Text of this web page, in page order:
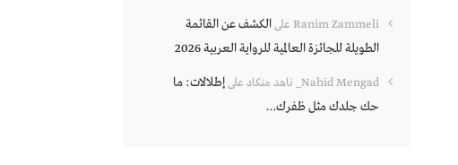
Ranim Zammeli علىالكشف عن القائمة
الطويلة للجائزة العالمية للرواية العربية 2026
Nahid Mengad_ ناهد منكاد علىإطلالات: ما
حك جلدك مثل ظفرك…